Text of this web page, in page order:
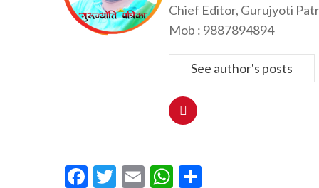
Chief Editor, Gurujyoti
Mob : 9887894894
See author's posts
Facebook
Twitter
EmailWhatsApp